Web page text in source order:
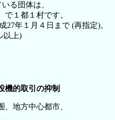
る団体は、
１村です。
月４日まで (再指定)。
上)
機的取引の抑制
地方中心都市、